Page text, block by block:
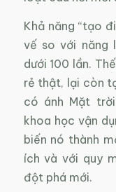
Khả năng “tạo
vế so với năng
dưới 100 lần.
rẻ thật, lại còn
có ánh Mặt
khoa học vận
biến nó thành
ích và với quy
đột phá mới.